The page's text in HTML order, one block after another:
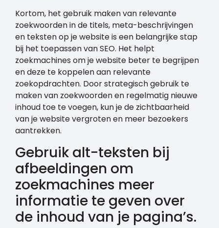
Kortom, het gebruik maken van relevante
zoekwoorden in de titels, meta-beschrijvingen
en teksten op je website is een belangrijke stap
bij het toepassen van SEO. Het helpt
zoekmachines om je website beter te begrijpen
en deze te koppelen aan relevante
zoekopdrachten. Door strategisch gebruik te
maken van zoekwoorden en regelmatig nieuwe
inhoud toe te voegen, kun je de zichtbaarheid
van je website vergroten en meer bezoekers
aantrekken.
Gebruik alt-teksten bij
afbeeldingen om
zoekmachines meer
informatie te geven over
de inhoud van je pagina’s.